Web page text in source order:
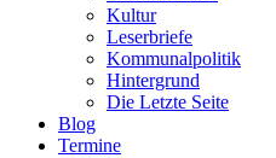
Kultur
Leserbriefe
Kommunalpolitik
Hintergrund
Die Letzte Seite
Blog
Termine